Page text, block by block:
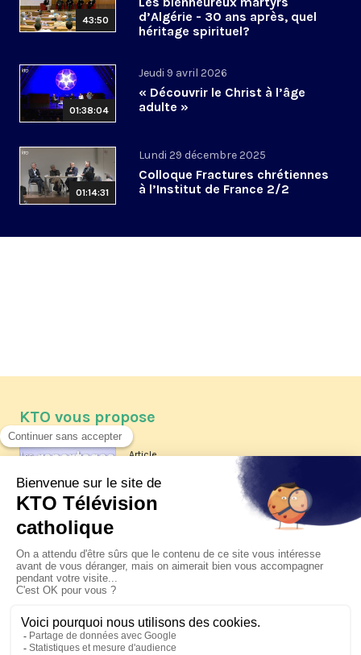
43:50
d’Algérie - 30 ans après, quel
héritage spirituel?
01:38:04
Jeudi 9 avril 2026
« Découvrir le Christ à l’âge
adulte »
01:14:31
Lundi 29 décembre 2025
Colloque Fractures chrétiennes
à l’Institut de France 2/2
KTO vous propose
Article
Les reportages d'été 2026 de KTO
La visite pastorale du pape Léon
XIV à Assise à suivre sur KTO le
jeudi 6 août
Le pape en Uruguay, Argentine et
Pérou du 6 au 17 novembre 2026